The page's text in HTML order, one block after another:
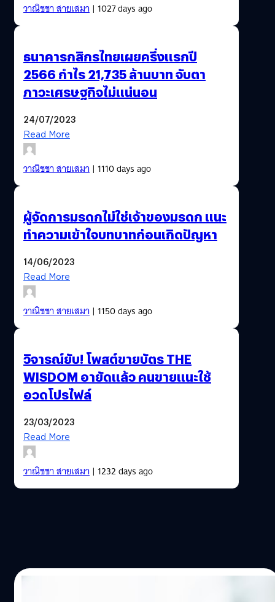
วาณิชชา สายเสมา| 1027 days ago
ธนาคารกสิกรไทยเผยครึ่งแรกปี
2566 กำไร 21,735 ล้านบาท จับตา
ภาวะเศรษฐกิจไม่แน่นอน
24/07/2023
Read More
วาณิชชา สายเสมา| 1110 days ago
ผู้จัดการมรดกไม่ใช่เจ้าของมรดก แนะ
ทำความเข้าใจบทบาทก่อนเกิดปัญหา
14/06/2023
Read More
วาณิชชา สายเสมา| 1150 days ago
วิจารณ์ยับ! โพสต์ขายบัตร THE
WISDOM อายัดแล้ว คนขายแนะใช้
อวดโปรไฟล์
23/03/2023
Read More
วาณิชชา สายเสมา| 1232 days ago